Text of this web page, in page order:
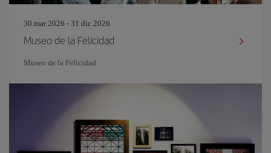
30 mar 2026 - 31 dic 2026
Museo de la Felicidad
Museo de la Felicidad